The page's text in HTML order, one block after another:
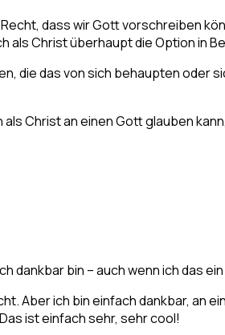
dass wir Gott vorschreiben
als Christ überhaupt die Option in
die das von sich behaupten oder
Christ an einen Gott glauben
dankbar bin – auch wenn ich das
Aber ich bin einfach dankbar, an
ist einfach sehr, sehr cool!